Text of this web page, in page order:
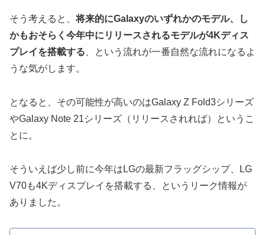
そう考えると、将来的にGalaxyのいずれかのモデル、し
かもおそらく今年中にリリースされるモデルが4Kディス
プレイを搭載する 、という流れが一番自然な流れになるよ
うな気がします。
となると、その可能性が高いのはGalaxy Z Fold3シリーズ
やGalaxy Note 21シリーズ（リリースされれば）というこ
とに。
そういえば少し前に今年はLGの最新フラッグシップ、LG
V70も4Kディスプレイを搭載する、というリーク情報が
ありました。